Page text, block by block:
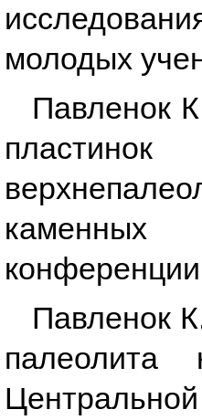
молодых
Павленок
каменных
Павленок
палеолита